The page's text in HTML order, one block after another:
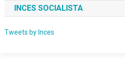
INCES SOCIALISTA
Tweets by Inces